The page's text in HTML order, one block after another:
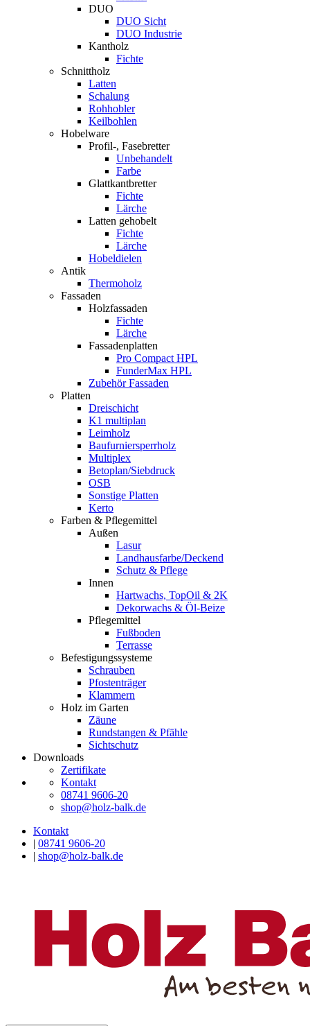
DUO
DUO Sicht
DUO Industrie
Kantholz
Fichte
Schnittholz
Latten
Schalung
Rohhobler
Keilbohlen
Hobelware
Profil-, Fasebretter
Unbehandelt
Farbe
Glattkantbretter
Fichte
Lärche
Latten gehobelt
Fichte
Lärche
Hobeldielen
Antik
Thermoholz
Fassaden
Holzfassaden
Fichte
Lärche
Fassadenplatten
Pro Compact HPL
FunderMax HPL
Zubehör Fassaden
Platten
Dreischicht
K1 multiplan
Leimholz
Baufurniersperrholz
Multiplex
Betoplan/Siebdruck
OSB
Sonstige Platten
Kerto
Farben & Pflegemittel
Außen
Lasur
Landhausfarbe/Deckend
Schutz & Pflege
Innen
Hartwachs, TopOil & 2K
Dekorwachs & Öl-Beize
Pflegemittel
Fußboden
Terrasse
Befestigungssysteme
Schrauben
Pfostenträger
Klammern
Holz im Garten
Zäune
Rundstangen & Pfähle
Sichtschutz
Downloads
Zertifikate
Kontakt
08741 9606-20
shop@holz-balk.de
Kontakt
| 08741 9606-20
| shop@holz-balk.de